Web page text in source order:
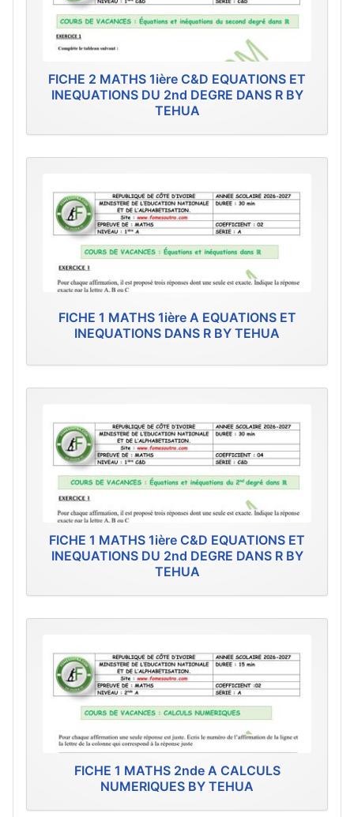
FICHE 2 MATHS 1ière C&D EQUATIONS ET
INEQUATIONS DU 2nd DEGRE DANS R BY
TEHUA
FICHE 1 MATHS 1ière A EQUATIONS ET
INEQUATIONS DANS R BY TEHUA
FICHE 1 MATHS 1ière C&D EQUATIONS ET
INEQUATIONS DU 2nd DEGRE DANS R BY
TEHUA
FICHE 1 MATHS 2nde A CALCULS
NUMERIQUES BY TEHUA